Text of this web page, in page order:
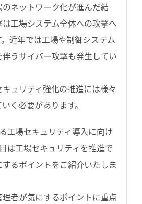
ネットワーク化が進んだ結
工場システム全体への攻撃へ
近年では工場や制御システム
うサイバー攻撃も発生してい
ュリティ強化の推進には様々
く必要があります。
工場セキュリティ導入に向け
は工場セキュリティを推進で
るポイントをご紹介いたしま
者が気にするポイントに重点